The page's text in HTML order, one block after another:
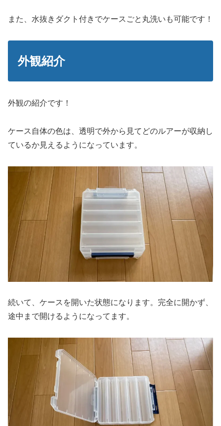
また、水抜きダクト付きでケースごと丸洗いも可能です！
外観紹介
外観の紹介です！
ケース自体の色は、透明で外から見てどのルアーが収納し
ているか見えるようになっています。
続いて、ケースを開いた状態になります。完全に開かず、
途中まで開けるようになってます。